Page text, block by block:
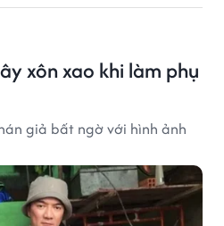
xôn xao khi làm phụ
giả bất ngờ với hình ảnh